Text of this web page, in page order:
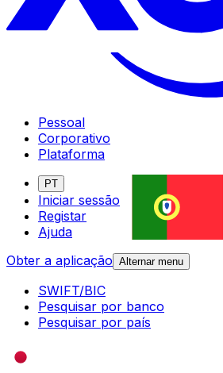
Pessoal
Corporativo
Plataforma
PT
Iniciar sessão
Registar
Ajuda
Obter a aplicação Alternar menu
SWIFT/BIC
Pesquisar por banco
Pesquisar por país